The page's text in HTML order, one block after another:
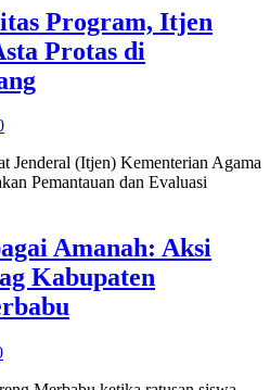
Program, Itjen
Protas di
Jenderal (Itjen) Kementerian Agama
Pemantauan dan Evaluasi
Amanah: Aksi
Kabupaten